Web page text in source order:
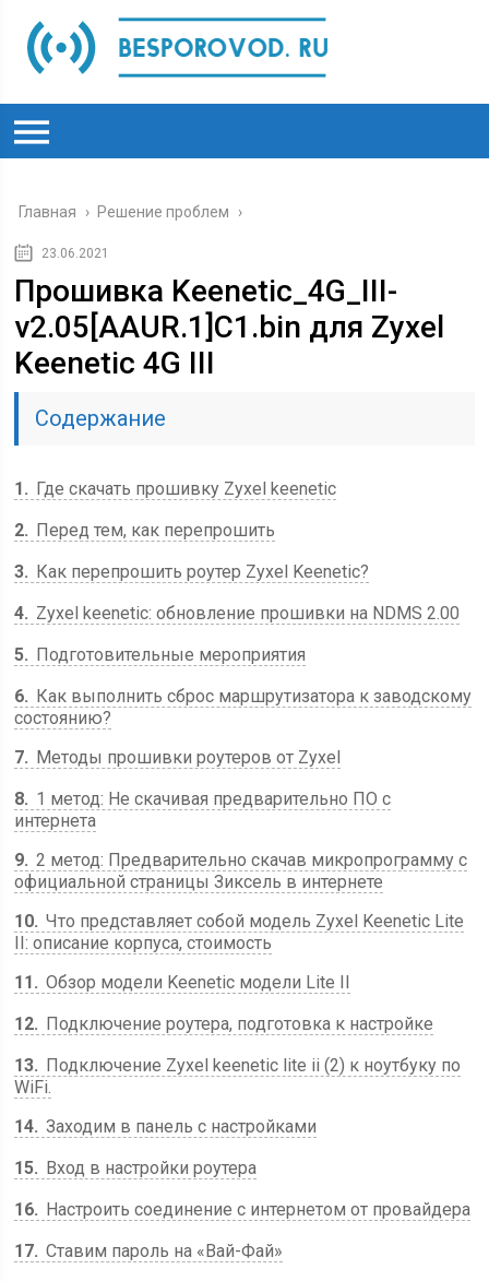
Главная › Решение проблем ›
23.06.2021
Прошивка Keenetic_4G_III-
v2.05[AAUR.1]C1.bin для Zyxel
Keenetic 4G III
Содержание
1
Где скачать прошивку Zyxel keenetic
2
Перед тем, как перепрошить
3
Как перепрошить роутер Zyxel Keenetic?
4
Zyxel keenetic: обновление прошивки на NDMS 2.00
5
Подготовительные мероприятия
6
Как выполнить сброс маршрутизатора к заводскому
состоянию?
7
Методы прошивки роутеров от Zyxel
8
1 метод: Не скачивая предварительно ПО с
интернета
9 2 метод: Предварительно скачав микропрограмму с
официальной страницы Зиксель в интернете
10 Что представляет собой модель Zyxel Keenetic Lite
II: описание корпуса, стоимость
11
Обзор модели Keenetic модели Lite II
12
Подключение роутера, подготовка к настройке
13
Подключение Zyxel keenetic lite ii (2) к ноутбуку по
WiFi.
14 Заходим в панель с настройками
15
Вход в настройки роутера
16
Настроить соединение с интернетом от провайдера
17 Ставим пароль на «Вай-Фай»